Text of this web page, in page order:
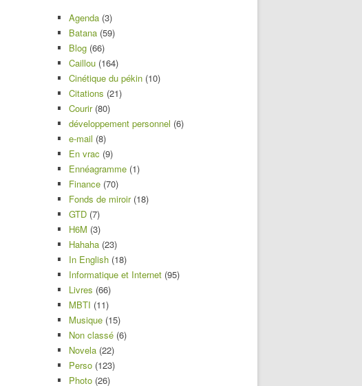
Agenda (3)
Batana (59)
Blog (66)
Caillou (164)
Cinétique du pékin (10)
Citations (21)
Courir(80)
développement personnel (6)
e-mail (8)
En vrac (9)
Ennéagramme (1)
Finance (70)
Fonds de miroir(18)
GTD (7)
H6M (3)
Hahaha (23)
In English (18)
Informatique et Internet (95)
Livres (66)
MBTI (11)
Musique (15)
Non classé (6)
Novela (22)
Perso (123)
Photo (26)